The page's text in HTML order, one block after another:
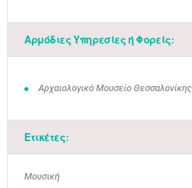
Αρμόδιες Υπηρεσίες ή Φορείς:
Αρχαιολογικό Μουσείο Θεσσαλονίκης
Ετικέτες:
Μουσική